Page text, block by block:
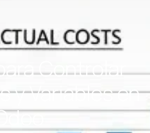
Controlar
y Variables en